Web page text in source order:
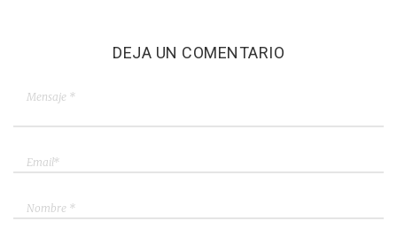
DEJA UN COMENTARIO